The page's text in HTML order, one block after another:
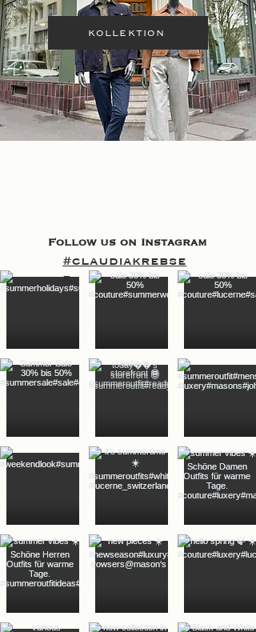
KOLLEKTION
Follow us on Instagram
#claudiakrebse
r